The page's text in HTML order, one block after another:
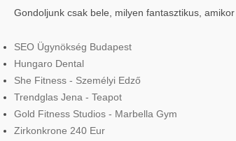
Gondoljunk csak bele, milyen fantasztikus,
SEO Ügynökség Budapest
Hungaro Dental
She Fitness - Személyi Edző
Trendglas Jena - Teapot
Gold Fitness Studios - Marbella Gym
Zirkonkrone 240 Eur